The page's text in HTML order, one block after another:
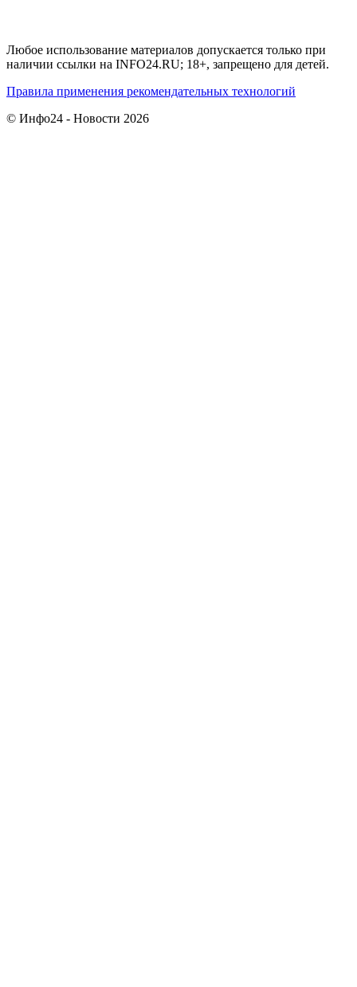
Любое использование материалов допускается только при
наличии ссылки на INFO24.RU; 18+, запрещено для детей.
Правила применения рекомендательных технологий
© Инфо24 - Новости 2026